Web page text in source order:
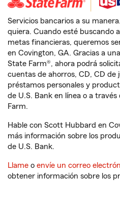
Servicios bancarios a su
quiera. Cuando esté buscando
metas financieras, queremos
en Covington, GA. Gracias a
State Farm®, ahora podrá
cuentas de ahorros, CD, CD de
préstamos personales y
de U.S. Bank en línea o a
Farm.
Hable con Scott Hubbard en
más información sobre los
de U.S. Bank.
Llame o envíe un correo
obtener información sobre los